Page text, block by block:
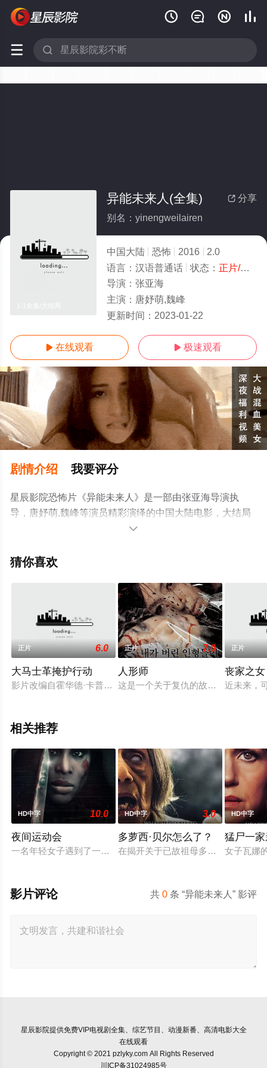
   
 
 分享
异能未来人(全集)
别名：yinengweilairen
中国大陆 恐怖 2016
2.0
语言： 汉语普通话 状态： 正片/高清
导演： 张亚海
主演： 唐妤萌,魏峰
更新时间： 2023-01-22
 在线观看  极速观看
剧情介绍 我要评分
星辰影院恐怖片《异能未来人》是一部由张亚海导演执
导，唐妤萌,魏峰等演员精彩演绎的中国大陆电影，大结局
剧情已揭晓（1-1全集），手机免费观看高清未删减完整版
影、电视猫或剧情网等平台了解。

猜你喜欢
正片 6.0
大马士革掩护行动
影片改编自霍华德·卡普兰1977年的同名小说，故事讲述一位间
正片 7.0
人形师
这是一个关于复仇的故事。几百年前
正片
丧家之女
近未来，
相关推荐
HD中字 10.0
夜间运动会
一名年轻女子遇到了一位在网上认识的富有男友。她很快发现
HD中字 3.0
多萝西·贝尔怎么了？
在揭开关于已故祖母多萝西·贝尔的
HD中字
猛尸一
女子瓦娜
共0 条 “异能未来人” 影评
影片评论
星辰影院提供免费VIP电视剧全集、综艺节目、动漫新番、高清电影大全
在线观看
Copyright © 2021 pzlyky.com All Rights Reserved
川ICP备31024985号